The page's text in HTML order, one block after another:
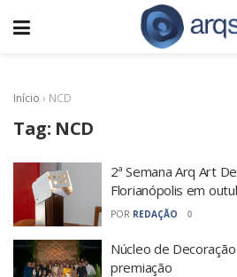
Início › NCD
Tag: NCD
2ª Semana Arq Art
Florianópolis em
POR REDAÇÃO 0
Núcleo de
premiação